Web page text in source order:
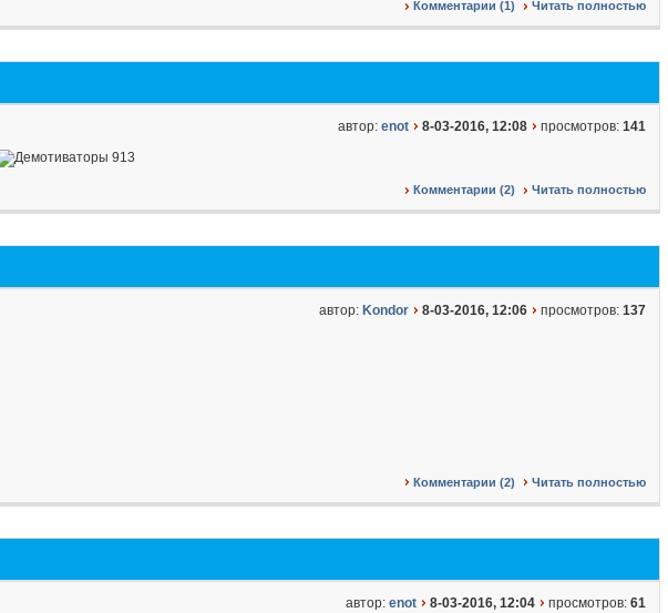
Комментарии (1) Читать полностью
автор: enot 8-03-2016, 12:08 просмотров: 141
Комментарии (2) Читать полностью
автор: Kondor 8-03-2016, 12:06 просмотров: 137
Комментарии (2) Читать полностью
автор: enot 8-03-2016, 12:04 просмотров: 61